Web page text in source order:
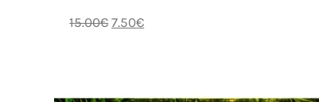
15.00€ 7.50€